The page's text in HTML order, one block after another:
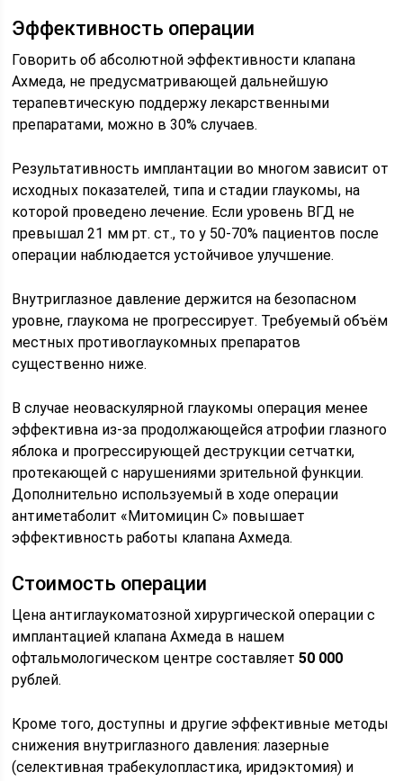
Эффективность операции
Говорить об абсолютной эффективности клапана
Ахмеда, не предусматривающей дальнейшую
терапевтическую поддержу лекарственными
препаратами, можно в 30% случаев.
Результативность имплантации во многом зависит от
исходных показателей, типа и стадии глаукомы, на
которой проведено лечение. Если уровень ВГД не
превышал 21 мм рт. ст., то у 50-70% пациентов после
операции наблюдается устойчивое улучшение.
Внутриглазное давление держится на безопасном
уровне, глаукома не прогрессирует. Требуемый объём
местных противоглаукомных препаратов
существенно ниже.
В случае неоваскулярной глаукомы операция менее
эффективна из-за продолжающейся атрофии глазного
яблока и прогрессирующей деструкции сетчатки,
протекающей с нарушениями зрительной функции.
Дополнительно используемый в ходе операции
антиметаболит «Митомицин С» повышает
эффективность работы клапана Ахмеда.
Стоимость операции
Цена антиглаукоматозной хирургической операции с
имплантацией клапана Ахмеда в нашем
офтальмологическом центре составляет50 000
рублей.
Кроме того, доступны и другие эффективные методы
снижения внутриглазного давления: лазерные
(селективная трабекулопластика, иридэктомия) и